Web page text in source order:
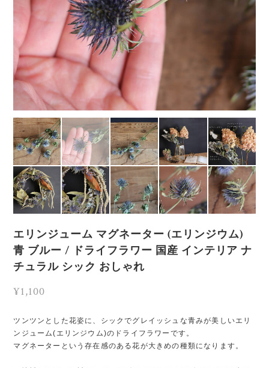
エリンジューム マグネーター (エリンジウム)
青 ブルー / ドライフラワー 国産 インテリア ナ
チュラル シック おしゃれ
¥1,100
ツンツンとした花姿に、シックでグレイッシュな青みが美しいエリ
ンジューム(エリンジウム)のドライフラワーです。
マグネーターという存在感のある花が大きめの種類になります。